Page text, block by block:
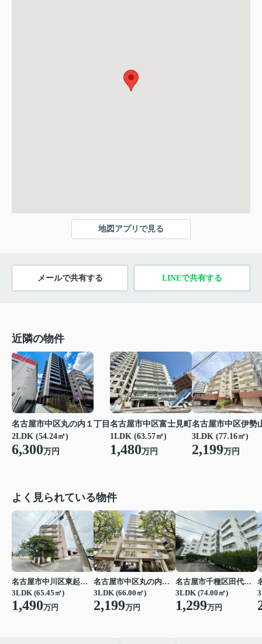
地図アプリで見る
メールで共有する LINEで共有する
近隣の物件
名古屋市中区丸の内１丁目
2LDK (54.24㎡)
6,300万円
名古屋市中区富士見町
1LDK (63.57㎡)
1,480万円
名古屋市中区伊勢
3LDK (77.16㎡)
2,199万円
よく見られている物件
名古屋市中川区東起町２丁目
3LDK (65.45㎡)
1,490万円
名古屋市中区丸の内３丁目
3LDK (66.00㎡)
2,199万円
名古屋市千種区田代町字四観音道西
3LDK (74.00㎡)
1,299万円